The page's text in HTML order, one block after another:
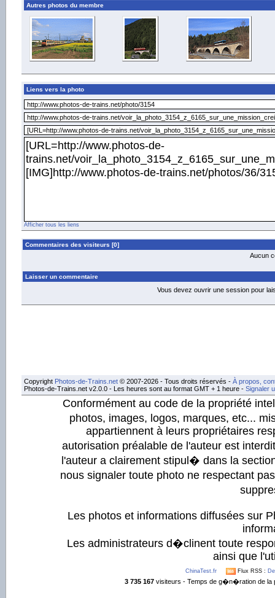
Autres photos du membre
Liens vers la photo
Afficher tous les liens
Commentaires des visiteurs [0]
Aucun
Laisser un commentaire
Vous devez ouvrir une session pour
Copyright Photos-de-Trains.net © 2007-2026 - Tous droits réservés - À propos,
Photos-de-Trains.net v2.0.0 - Les heures sont au format GMT + 1 heure - Signaler
Conformément au code de la propriété
photos, images, logos, marques, etc...
appartiennent à leurs propriétaires
autorisation préalable de l'auteur est
l'auteur a clairement stipul� dans la
nous signaler toute photo ne respectant
Les photos et informations diffusées sur
Les administrateurs d�clinent toute
ainsi que
ChinaTest.fr Flux RSS :
3 735 167visiteurs - Temps de g�n�ration de la